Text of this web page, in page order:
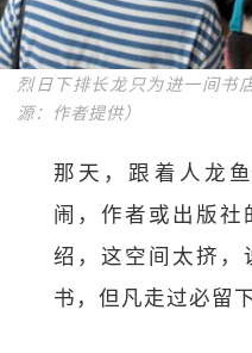
烈日下排长龙只为进一间书
源：作者提供）
那天，跟着人龙
闹，作者或出版社
绍，这空间太挤，
书，但凡走过必留